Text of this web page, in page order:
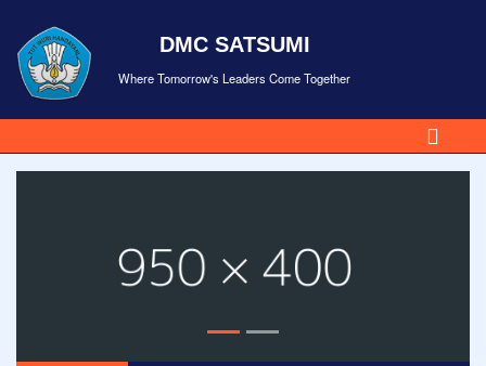
DMC SATSUMI
Where Tomorrow's Leaders Come Together